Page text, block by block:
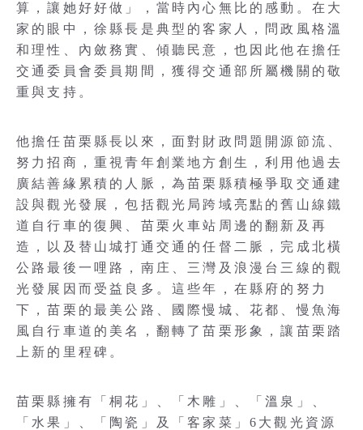
算，讓她好好做」，當時內心無比的感動。在大
家的眼中，徐縣長是典型的客家人，問政風格溫
和理性、內斂務實、傾聽民意，也因此他在擔任
交通委員會委員期間，獲得交通部所屬機關的敬
重與支持。
他擔任苗栗縣長以來，面對財政問題開源節流、
努力招商，重視青年創業地方創生，利用他過去
廣結善緣累積的人脈，為苗栗縣積極爭取交通建
設與觀光發展，包括觀光局跨域亮點的舊山線鐵
道自行車的復興、苗栗火車站周邊的翻新及再
造，以及替山城打通交通的任督二脈，完成北橫
公路最後一哩路，南庄、三灣及浪漫台三線的觀
光發展因而受益良多。這些年，在縣府的努力
下，苗栗的最美公路、國際慢城、花都、慢魚海
風自行車道的美名，翻轉了苗栗形象，讓苗栗踏
上新的里程碑。
苗栗縣擁有「桐花」、「木雕」、「溫泉」、
「水果」、「陶瓷」及「客家菜」6大觀光資源